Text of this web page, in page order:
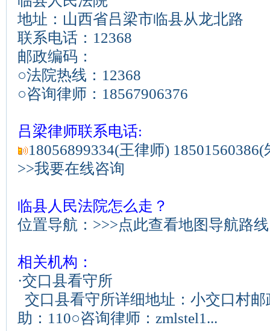
地址：山西省吕梁市临县从龙北路
联系电话：12368
邮政编码：
○法院热线： 12368
○咨询律师： 18567906376
吕梁律师联系电话:
18056899334(王律师)
>>我要在线咨询
临县人民法院怎么走？
位置导航： >>>点此查看地图导航路线
相关机构：
·交口县看守所
交口县看守所详细地址：小交口村
助：110○咨询律师：zmlstel1...